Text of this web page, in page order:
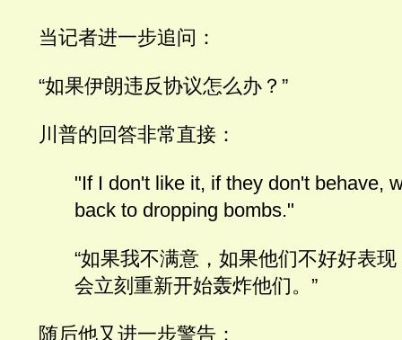
当记者进一步追问：
“如果伊朗违反协议怎么办？”
川普的回答非常直接：
"If I don't like it, if they don't behave,
back to dropping bombs."
“如果我不满意，如果他们不好好表
会立刻重新开始轰炸他们。”
随后他又进一步警告：